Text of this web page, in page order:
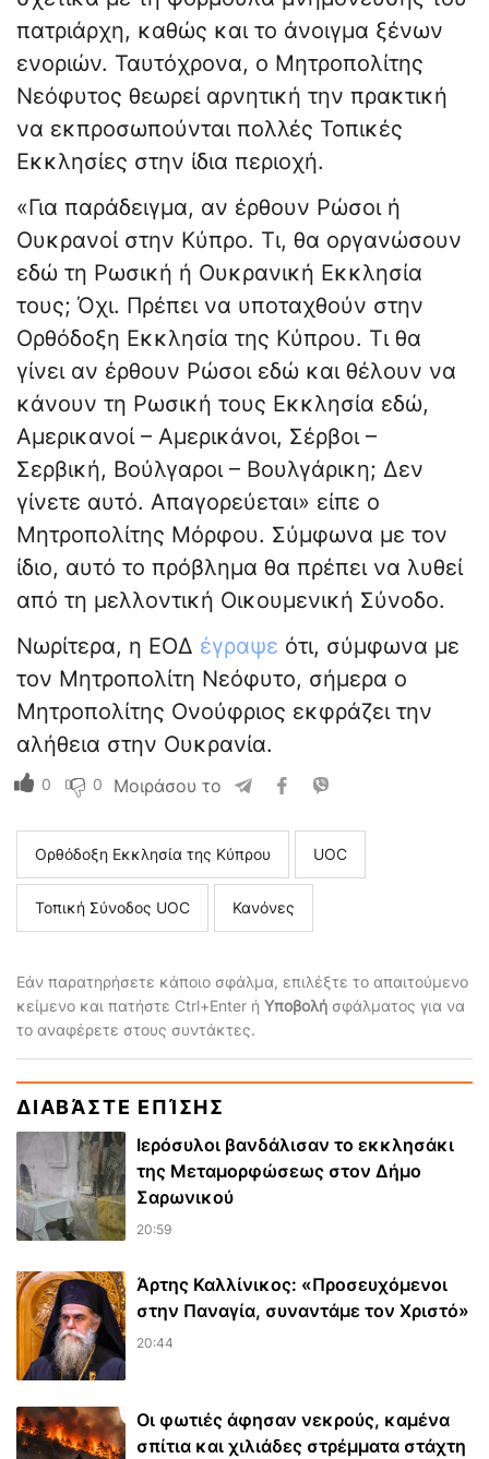
πατριάρχη, καθώς και το άνοιγμα ξένων
ενοριών. Ταυτόχρονα, ο Μητροπολίτης
Νεόφυτος θεωρεί αρνητική την πρακτική
να εκπροσωπούνται πολλές Τοπικές
Εκκλησίες στην ίδια περιοχή.
«Για παράδειγμα, αν έρθουν Ρώσοι ή
Ουκρανοί στην Κύπρο. Τι, θα οργανώσουν
εδώ τη Ρωσική ή Ουκρανική Εκκλησία
τους; Όχι. Πρέπει να υποταχθούν στην
Ορθόδοξη Εκκλησία της Κύπρου. Τι θα
γίνει αν έρθουν Ρώσοι εδώ και θέλουν να
κάνουν τη Ρωσική τους Εκκλησία εδώ,
Αμερικανοί – Αμερικάνοι, Σέρβοι –
Σερβική, Βούλγαροι – Βουλγάρικη; Δεν
γίνετε αυτό. Απαγορεύεται» είπε ο
Μητροπολίτης Μόρφου. Σύμφωνα με τον
ίδιο, αυτό το πρόβλημα θα πρέπει να λυθεί
από τη μελλοντική Οικουμενική Σύνοδο.
Νωρίτερα, η ΕΟΔ έγραψε ότι, σύμφωνα με
τον Μητροπολίτη Νεόφυτο, σήμερα ο
Μητροπολίτης Ονούφριος εκφράζει την
αλήθεια στην Ουκρανία.
0 0 Μοιράσου το
Ορθόδοξη Εκκλησία της Κύπρου UOC
Τοπική Σύνοδος UOC Κανόνες
Εάν παρατηρήσετε κάποιο σφάλμα, επιλέξτε το απαιτούμενο
κείμενο και πατήστε Ctrl+Enter ή Υποβολή σφάλματος για να
το αναφέρετε στους συντάκτες.
ΔΙΑΒΆΣΤΕ ΕΠΊΣΗΣ
Ιερόσυλοι βανδάλισαν το εκκλησάκι
της Μεταμορφώσεως στον Δήμο
Σαρωνικού
20:59
Άρτης Καλλίνικος: «Προσευχόμενοι
στην Παναγία, συναντάμε τον Χριστό»
20:44
Οι φωτιές άφησαν νεκρούς, καμένα
σπίτια και χιλιάδες στρέμματα στάχτη